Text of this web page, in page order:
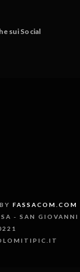
sui Social
BY FASSACOM.COM
- SAN GIOVANNI